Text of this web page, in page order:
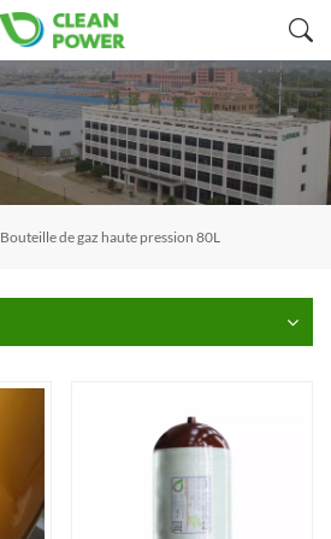
Bouteille de gaz haute pression 80L